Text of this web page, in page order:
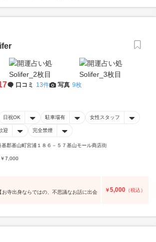
口コミ 13件 写真 9枚
日祝OK 駐車場有 女性スタッフ
迎 完全禁煙
基郡基山町宮浦１８６－５７基山モール商店街
7,000
お寺出身ならではの、不思議なお話に出会
￥5,000 （税込）